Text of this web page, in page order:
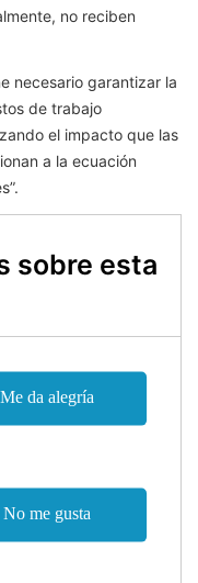
no reciben
necesario garantizar la
de trabajo
el impacto que las
a la ecuación
sobre esta